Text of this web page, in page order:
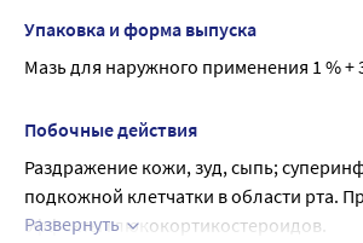
При необходимости применения
Препарат содержит
Упаковка и форма выпуска
Мазь для наружного применения 1 % +
Побочные действия
Раздражение кожи, зуд, сыпь;
подкожной клетчатки в области рта.
эффекты глюкокортикостероидов.
Развернуть